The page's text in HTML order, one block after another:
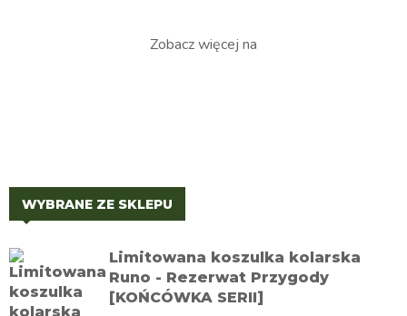
Zobacz więcej na
WYBRANE ZE SKLEPU
Limitowana koszulka kolarska
Runo - Rezerwat Przygody
[KOŃCÓWKA SERII]